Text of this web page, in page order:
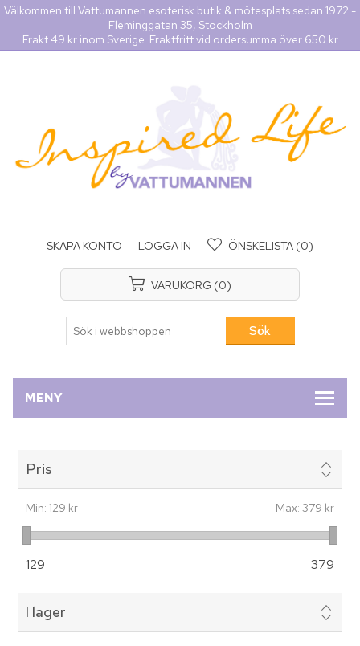
Välkommen till Vattumannen esoterisk butik & mötesplats sedan 1972 -
Fleminggatan 35, Stockholm
Frakt 49 kr inom Sverige. Fraktfritt vid ordersumma över 650 kr
SKAPA KONTO LOGGA IN ÖNSKELISTA (0)
VARUKORG (0)
MENY
Pris
Min: 129 kr Max: 379 kr
129 379
I lager